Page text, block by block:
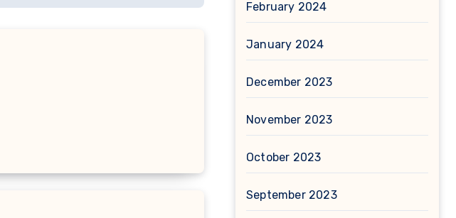
February 2024
January 2024
December 2023
November 2023
October 2023
September 2023